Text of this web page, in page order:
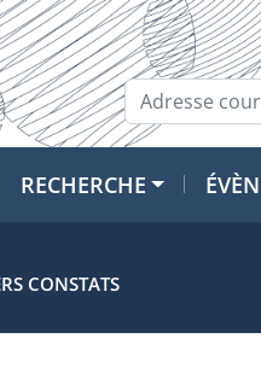
RECHERCHE
CONSTATS